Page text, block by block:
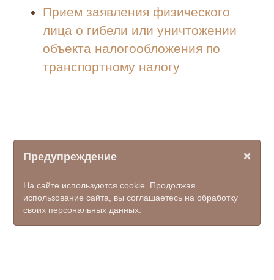
Прием заявления физического
лица о гибели или уничтожении
объекта налогообложения по
транспортному налогу
×
Предупреждение
На сайте используются cookie. Продолжая
использование сайта, вы соглашаетесь на обработку
своих персональных данных.